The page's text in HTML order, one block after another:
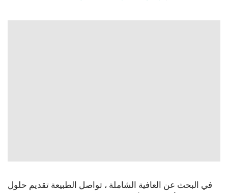
في البحث عن العافية الشاملة ، تواصل الطبيعة تقديم حلول